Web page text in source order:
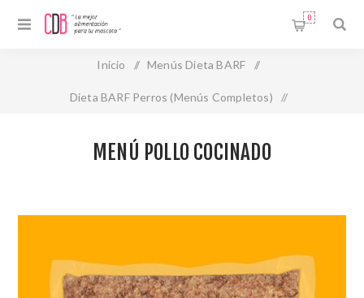
0
Inicio / Menús Dieta BARF /
Dieta BARF Perros (Menús Completos) /
MENÚ POLLO COCINADO